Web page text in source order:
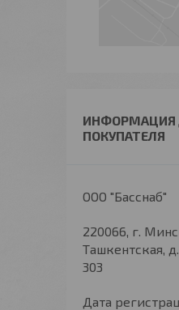
ИНФОРМАЦИЯ
ПОКУПАТЕЛЯ
ООО "Басснаб"
220066, г.
Ташкентская,
303
Дата